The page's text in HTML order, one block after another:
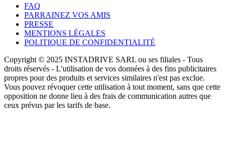
FAQ
PARRAINEZ VOS AMIS
PRESSE
MENTIONS LÉGALES
POLITIQUE DE CONFIDENTIALITÉ
Copyright © 2025 INSTADRIVE SARL ou ses filiales - Tous
droits réservés - L'utilisation de vos données à des fins publicitaires
propres pour des produits et services similaires n'est pas exclue.
Vous pouvez révoquer cette utilisation à tout moment, sans que cette
opposition ne donne lieu à des frais de communication autres que
ceux prévus par les tarifs de base.